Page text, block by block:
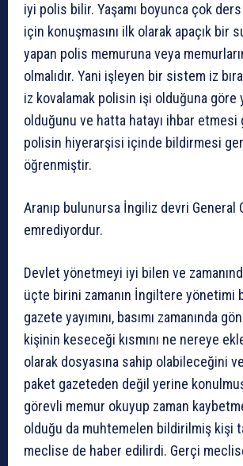
iyi polis bilir. Yaşamı boyunca çok ders
için konuşmasını ilk olarak apaçık bir
yapan polis memuruna veya
olmalıdır. Yani işleyen bir sistem iz
iz kovalamak polisin işi olduğuna göre
olduğunu ve hatta hatayı ihbar
polisin hiyerarşisi içinde bildirmesi
öğrenmiştir.
Aranıp bulunursa İngiliz devri General
emrediyordur.
Devlet yönetmeyi iyi bilen ve
üçte birini zamanın İngiltere yönetimi
gazete yayımını, basımı zamanında
kişinin keseceği kısmını ne nereye
olarak dosyasına sahip olabileceğini
paket gazeteden değil yerine
görevli memur okuyup zaman
olduğu da muhtemelen bildirilmiş kişi
meclise de haber edilirdi. Gerçi